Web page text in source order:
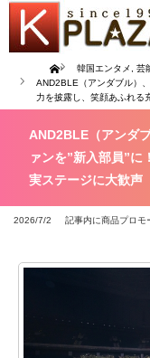
Home 韓国エンタメ 芸
AND2BLE（アンダブル）
力を披露し、笑顔あふれる
AND2BLE（アンダ
ァンを”新入部員”
実ステージに大歓声
2026/7/2 記事内に商品プロモ